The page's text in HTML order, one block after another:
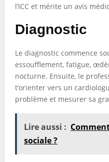
l’ICC et mérite un avis
Diagnostic
Le diagnostic commence
essoufflement, fatigue,
nocturne. Ensuite, le
t’orienter vers un
problème et mesurer sa
Lire aussi :
sociale ?